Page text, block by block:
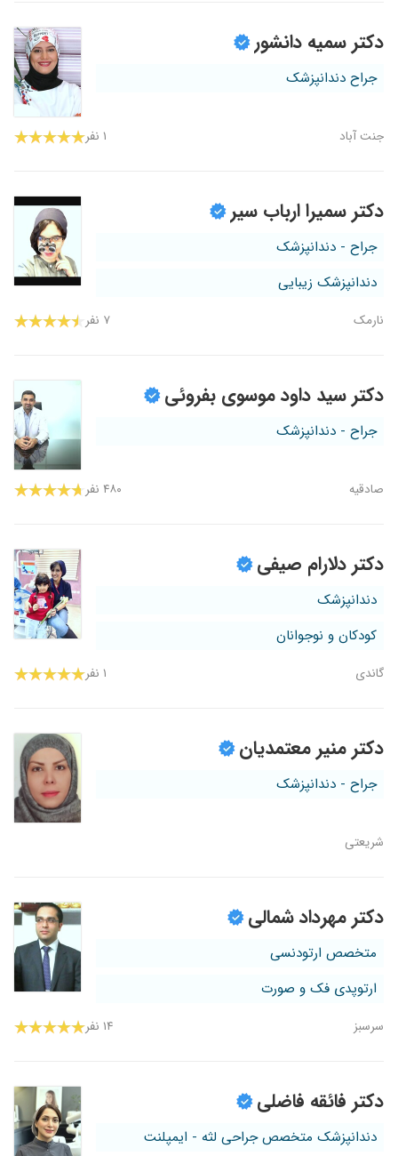
دکتر سمیه دانشور
جراح دندانپزشک
جنت آباد ۱ نفر
دکتر سمیرا ارباب سیر
جراح - دندانپزشک
دندانپزشک زیبایی
نارمک ۷ نفر
دکتر سید داود موسوی بفروئی
جراح - دندانپزشک
صادقیه ۴۸۰ نفر
دکتر دلارام صیفی
دندانپزشک
کودکان و نوجوانان
گاندی ۱ نفر
دکتر منیر معتمدیان
جراح - دندانپزشک
شریعتی
دکتر مهرداد شمالی
متخصص ارتودنسی
ارتوپدی فک و صورت
سرسبز ۱۴ نفر
دکتر فائقه فاضلی
دندانپزشک متخصص جراحی لثه - ایمپلنت